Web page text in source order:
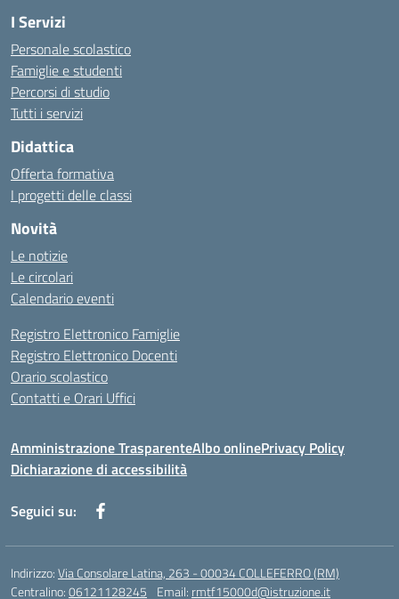
I Servizi
Personale scolastico
Famiglie e studenti
Percorsi di studio
Tutti i servizi
Didattica
Offerta formativa
I progetti delle classi
Novità
Le notizie
Le circolari
Calendario eventi
Registro Elettronico Famiglie
Registro Elettronico Docenti
Orario scolastico
Contatti e Orari Uffici
Amministrazione TrasparenteAlbo onlinePrivacy Policy
Dichiarazione di accessibilità
Seguici su:
Indirizzo:Via Consolare Latina, 263 - 00034 COLLEFERRO (RM)
Centralino:06121128245 Email: rmtf15000d@istruzione.it